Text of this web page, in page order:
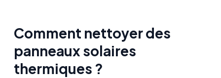
Comment nettoyer des
panneaux solaires
thermiques ?